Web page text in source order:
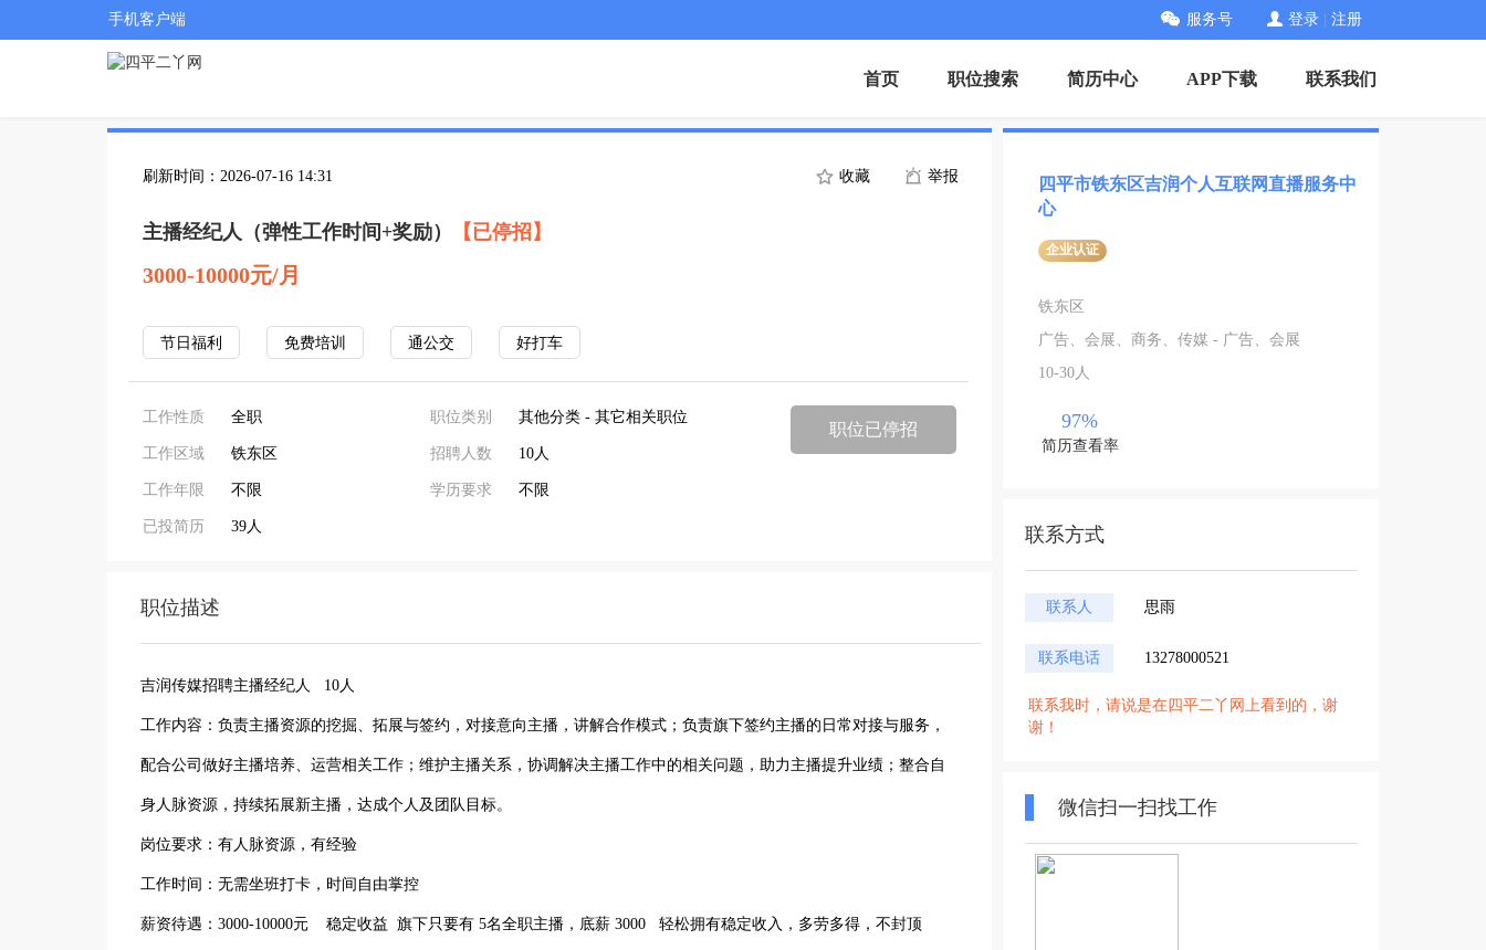
手机客户端 服务号 登录 注册
首页 职位搜索 简历中心 APP下载 联系我们
刷新时间：2026-07-16 14:31 收藏 举报
主播经纪人（弹性工作时间+奖励） 【已停招】
3000-10000元/月
节日福利 免费培训 通公交 好打车
工作性质 全职
工作区域 铁东区
工作年限 不限
已投简历 39人
职位类别 其他分类 - 其它相关职位
招聘人数 10人
学历要求 不限
职位已停招
职位描述
吉润传媒招聘主播经纪人 10人
工作内容：负责主播资源的挖掘、拓展与签约，对接意向主播，讲解合作模式；负责旗下签约主播的日常对接与服务，
配合公司做好主播培养、运营相关工作；维护主播关系，协调解决主播工作中的相关问题，助力主播提升业绩；整合自
身人脉资源，持续拓展新主播，达成个人及团队目标。
岗位要求：有人脉资源，有经验
工作时间：无需坐班打卡，时间自由掌控
薪资待遇：3000-10000元 稳定收益 旗下只要有 5名全职主播，底薪 3000 轻松拥有稳定收入，多劳多得，不封顶
四平市铁东区吉润个人互联网直播服务中
心
企业认证
铁东区
广告、会展、商务、传媒 - 广告、会展
10-30人
97%
简历查看率
联系方式
联系人 思雨
联系电话 13278000521
联系我时，请说是在四平二丫网上看到的，谢
谢！
微信扫一扫找工作